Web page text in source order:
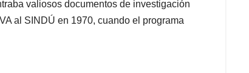
valiosos documentos de investigación
al SINDÚ en 1970, cuando el programa